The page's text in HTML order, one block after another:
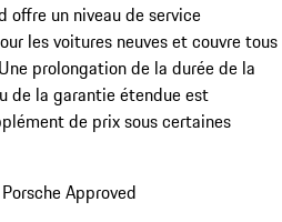
offre un niveau de service
les voitures neuves et couvre tous
prolongation de la durée de la
de la garantie étendue est
de prix sous certaines
Approved